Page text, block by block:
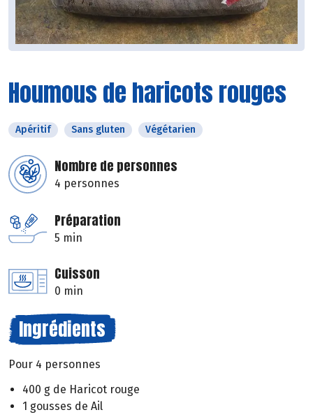
Houmous de haricots rouges
Apéritif Sans gluten Végétarien
Nombre de personnes
4 personnes
Préparation
5 min
Cuisson
0 min
Ingrédients
Pour 4 personnes
400 g de Haricot rouge
1 gousses de Ail